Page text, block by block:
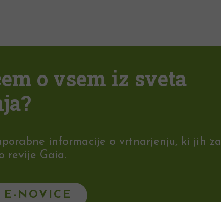
o vsem iz sveta
informacije o vrtnarjenju, ki jih za
revije Gaia.
NOVICE